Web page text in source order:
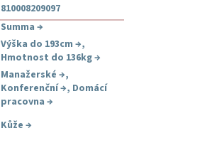
810008209097
Summa →
Výška do 193cm →,
Hmotnost do 136kg→
Manažerské →,
Konferenční→, Domácí
pracovna →
Kůže →